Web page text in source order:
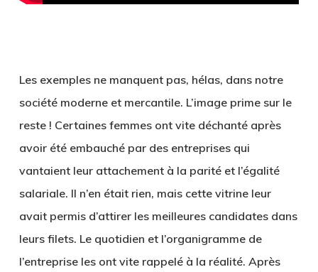
Les exemples ne manquent pas, hélas, dans notre
société moderne et mercantile. L’image prime sur le
reste ! Certaines femmes ont vite déchanté après
avoir été embauché par des entreprises qui
vantaient leur attachement à la parité et l’égalité
salariale. Il n’en était rien, mais cette vitrine leur
avait permis d’attirer les meilleures candidates dans
leurs filets. Le quotidien et l’organigramme de
l’entreprise les ont vite rappelé à la réalité. Après